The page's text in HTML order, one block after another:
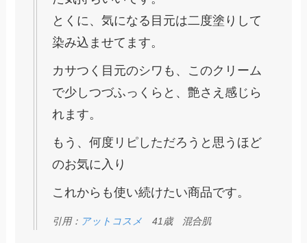
とくに、気になる目元は二度塗りして
染み込ませてます。
カサつく目元のシワも、このクリーム
で少しつづふっくらと、艶さえ感じら
れます。
もう、何度リピしただろうと思うほど
のお気に入り
これからも使い続けたい商品です。
引用： アットコスメ 41歳 混合肌